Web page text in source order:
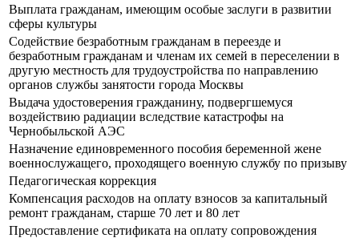
Выплата гражданам, имеющим особые заслуги в развитии
сферы культуры
Содействие безработным гражданам в переезде и
безработным гражданам и членам их семей в переселении в
другую местность для трудоустройства по направлению
органов службы занятости города Москвы
Выдача удостоверения гражданину, подвергшемуся
воздействию радиации вследствие катастрофы на
Чернобыльской АЭС
Назначение единовременного пособия беременной жене
военнослужащего, проходящего военную службу по призыву
Педагогическая коррекция
Компенсация расходов на оплату взносов за капитальный
ремонт гражданам, старше 70 лет и 80 лет
Предоставление сертификата на оплату сопровождения